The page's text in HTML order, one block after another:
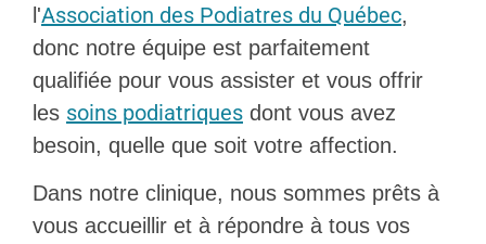
l'Association des Podiatres du Québec,
donc notre équipe est parfaitement
qualifiée pour vous assister et vous offrir
les soins podiatriques dont vous avez
besoin, quelle que soit votre affection.
Dans notre clinique, nous sommes prêts à
vous accueillir et à répondre à tous vos